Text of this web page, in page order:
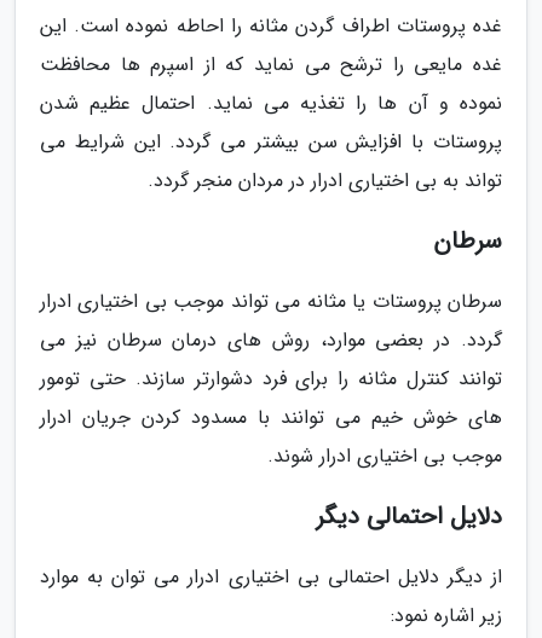
غده پروستات اطراف گردن مثانه را احاطه نموده است. این
غده مایعی را ترشح می نماید که از اسپرم ها محافظت
نموده و آن ها را تغذیه می نماید. احتمال عظیم شدن
پروستات با افزایش سن بیشتر می گردد. این شرایط می
تواند به بی اختیاری ادرار در مردان منجر گردد.
سرطان
سرطان پروستات یا مثانه می تواند موجب بی اختیاری ادرار
گردد. در بعضی موارد، روش های درمان سرطان نیز می
توانند کنترل مثانه را برای فرد دشوارتر سازند. حتی تومور
های خوش خیم می توانند با مسدود کردن جریان ادرار
موجب بی اختیاری ادرار شوند.
دلایل احتمالی دیگر
از دیگر دلایل احتمالی بی اختیاری ادرار می توان به موارد
زیر اشاره نمود: